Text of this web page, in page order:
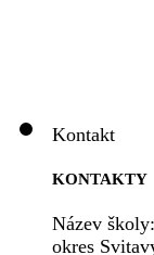
Kontakt
KONTAKTY
Název
okres